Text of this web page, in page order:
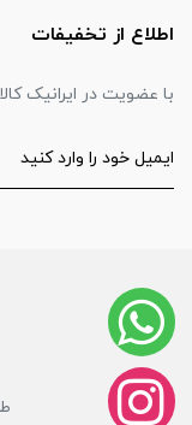
اطلاع از تخفیفات
با عضویت در ایرانیک